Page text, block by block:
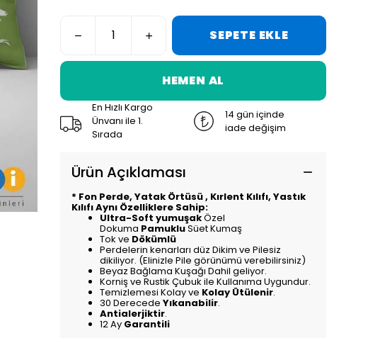
SEPETE EKLE
HEMEN AL
En Hızlı Kargo
Ünvanı ile 1.
Sırada
14 gün içinde
iade değişim
Ürün Açıklaması
* Fon Perde, Yatak Örtüsü , Kırlent Kılıfı, Yastık
Kılıfı Aynı Özelliklere Sahip:
Ultra-Soft yumuşakÖzel
Dokuma PamukluSüet Kumaş
Tok ve Dökümlü
Perdelerin kenarları düz Dikim ve Pilesiz
dikiliyor. (Elinizle Pile görünümü verebilirsiniz)
Beyaz Bağlama Kuşağı Dahil geliyor.
Korniş ve Rustik Çubuk ile Kullanıma Uygundur.
Temizlemesi Kolay ve Kolay Ütülenir.
30 Derecede Yıkanabilir.
Antialerjiktir.
12 Ay Garantili